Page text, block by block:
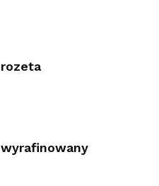
rozeta
wyrafinowany